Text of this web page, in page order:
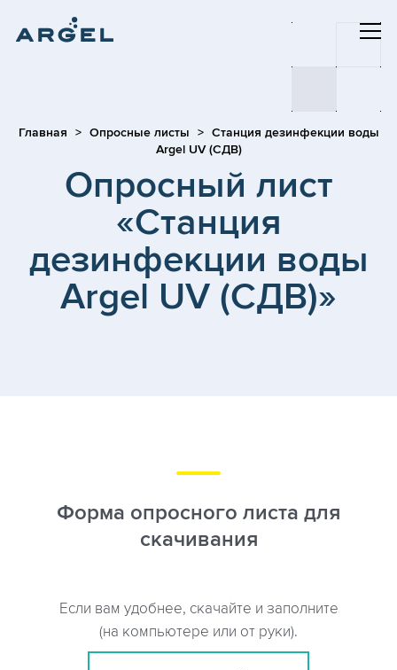
Главная Опросные листы
Станция дезинфекции воды
Argel UV (СДВ)
Опросный лист
«Станция
дезинфекции воды
Argel UV (СДВ)»
Форма опросного листа для
скачивания
Если вам удобнее, скачайте и заполните
(на компьютере или от руки).